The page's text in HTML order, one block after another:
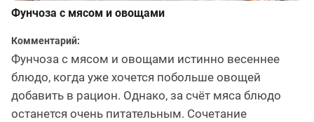
Фунчоза с мясом и овощами
Комментарий:
Фунчоза с мясом и овощами истинно весеннее
блюдо, когда уже хочется побольше овощей
добавить в рацион. Однако, за счёт мяса блюдо
останется очень питательным. Сочетание